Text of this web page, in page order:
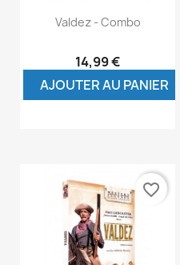
Valdez - Combo
14,99 €
AJOUTER AU PANIER
favorite_border